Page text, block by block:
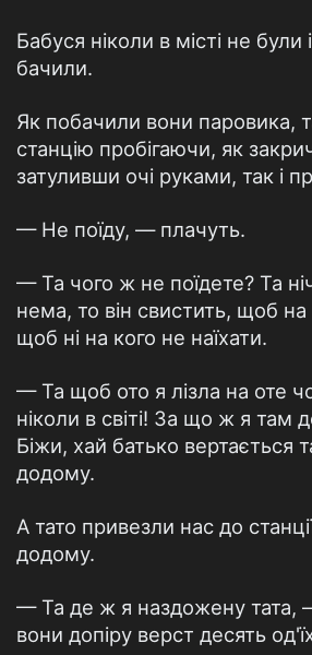
Бабуся ніколи в місті не були
бачили.
Як побачили вони паровика,
станцію пробігаючи, як
затуливши очі руками, так і
— Не поїду, — плачуть.
— Та чого ж не поїдете? Та
нема, то він свистить, щоб на
щоб ні на кого не наїхати.
— Та щоб ото я лізла на оте
ніколи в світі! За що ж я там
Біжи, хай батько вертається
додому.
А тато привезли нас до
додому.
— Та де ж я наздожену
вони допіру верст десять